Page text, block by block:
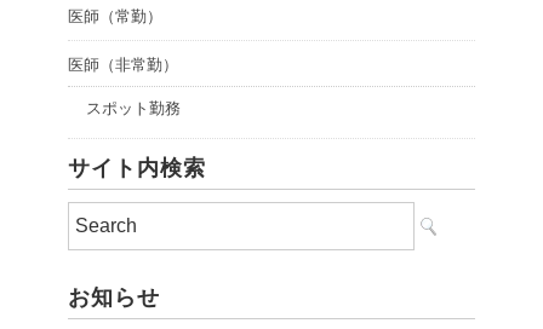
医師（常勤）
医師（非常勤）
スポット勤務
サイト内検索
お知らせ